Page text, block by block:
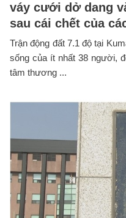
váy cưới dở dang
sau cái chết của
Trận động đất 7.1 độ tại
sống của ít nhất 38 người,
tâm thương ...